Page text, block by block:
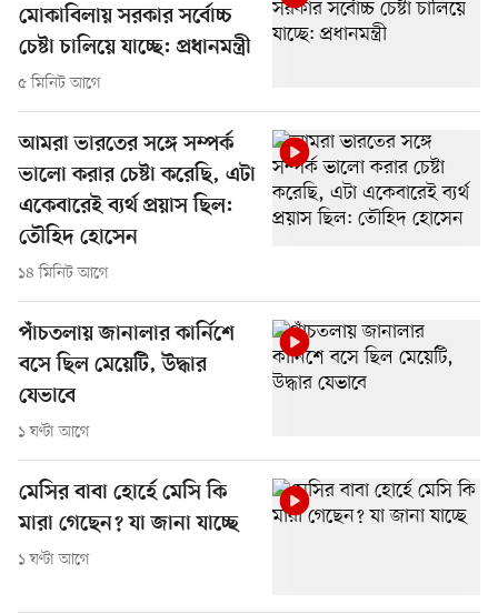
মোকাবিলায় সরকার সর্বোচ্চ
চেষ্টা চালিয়ে যাচ্ছে: প্রধানমন্ত্রী
৫ মিনিট আগে
আমরা ভারতের সঙ্গে সম্পর্ক
ভালো করার চেষ্টা করেছি, এটা
একেবারেই ব্যর্থ প্রয়াস ছিল:
তৌহিদ হোসেন
১৪ মিনিট আগে
পাঁচতলায় জানালার কার্নিশে
বসে ছিল মেয়েটি, উদ্ধার
যেভাবে
১ ঘণ্টা আগে
মেসির বাবা হোর্হে মেসি কি
মারা গেছেন? যা জানা যাচ্ছে
১ ঘণ্টা আগে